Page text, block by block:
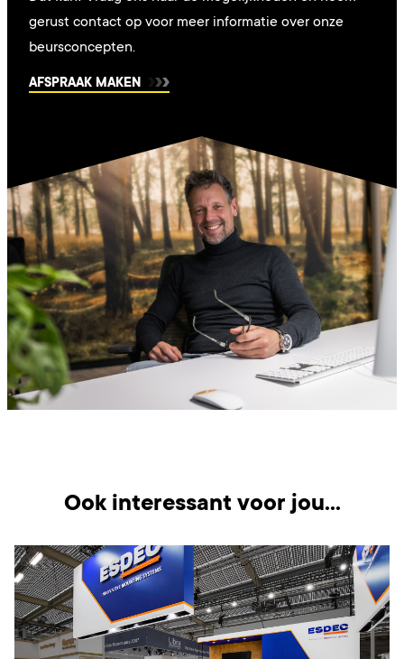
gerust contact op voor meer informatie over onze
beursconcepten.
AFSPRAAK MAKEN
Ook interessant voor jou...